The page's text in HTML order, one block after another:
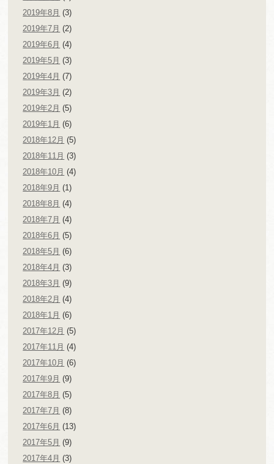
2019年8月 (3)
2019年7月 (2)
2019年6月 (4)
2019年5月 (3)
2019年4月 (7)
2019年3月 (2)
2019年2月 (5)
2019年1月 (6)
2018年12月 (5)
2018年11月 (3)
2018年10月 (4)
2018年9月 (1)
2018年8月 (4)
2018年7月 (4)
2018年6月 (5)
2018年5月 (6)
2018年4月 (3)
2018年3月 (9)
2018年2月 (4)
2018年1月 (6)
2017年12月 (5)
2017年11月 (4)
2017年10月 (6)
2017年9月 (9)
2017年8月 (5)
2017年7月 (8)
2017年6月 (13)
2017年5月 (9)
2017年4月 (3)